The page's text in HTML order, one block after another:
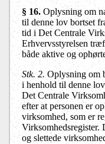
§ 16. Oplysning om
til denne lov bortset
tid i Det Centrale
Erhvervsstyrelsen
både aktive og
Stk. 2. Oplysning om
i henhold til denne
Det Centrale
efter at personen er
virksomhed, som er
Virksomhedsregister.
og slettede